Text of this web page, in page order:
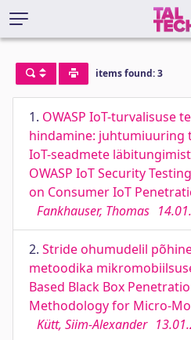
items found: 3
1. OWASP IoT-turvalisuse
hindamine: juhtumiuuring
IoT-seadmete
OWASP IoT Security
on Consumer IoT
Fankhauser, Thomas
2. Stride ohumudelil
metoodika
Based Black Box
Methodology for Micro-
Kütt, Siim-Alexander